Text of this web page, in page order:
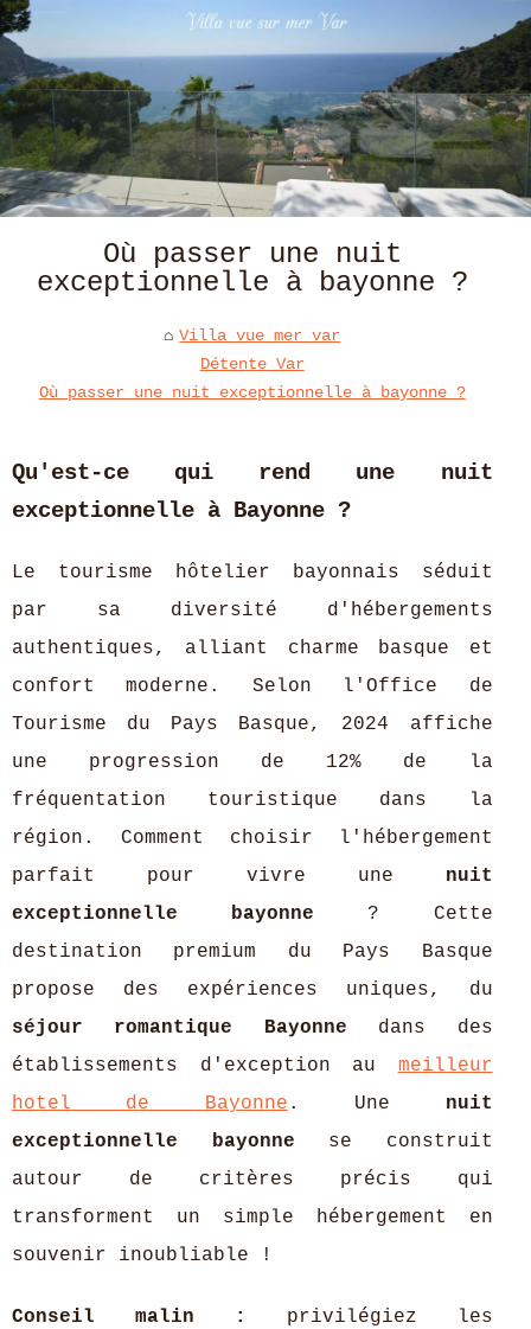
Où passer une nuit
exceptionnelle à bayonne ?
Villa vue mer var
Détente Var
Où passer une nuit exceptionnelle à bayonne ?
Qu'est-ce qui rend une nuit
exceptionnelle à Bayonne ?
Le tourisme hôtelier bayonnais séduit
par sa diversité d'hébergements
authentiques, alliant charme basque et
confort moderne. Selon l'Office de
Tourisme du Pays Basque, 2024 affiche
une progression de 12% de la
fréquentation touristique dans la
région. Comment choisir l'hébergement
parfait pour vivre une nuit
exceptionnelle bayonne ? Cette
destination premium du Pays Basque
propose des expériences uniques, du
séjour romantique Bayonne dans des
établissements d'exception au meilleur
hotel de Bayonne . Une nuit
exceptionnelle bayonne se construit
autour de critères précis qui
transforment un simple hébergement en
souvenir inoubliable !
Conseil malin :
privilégiez les